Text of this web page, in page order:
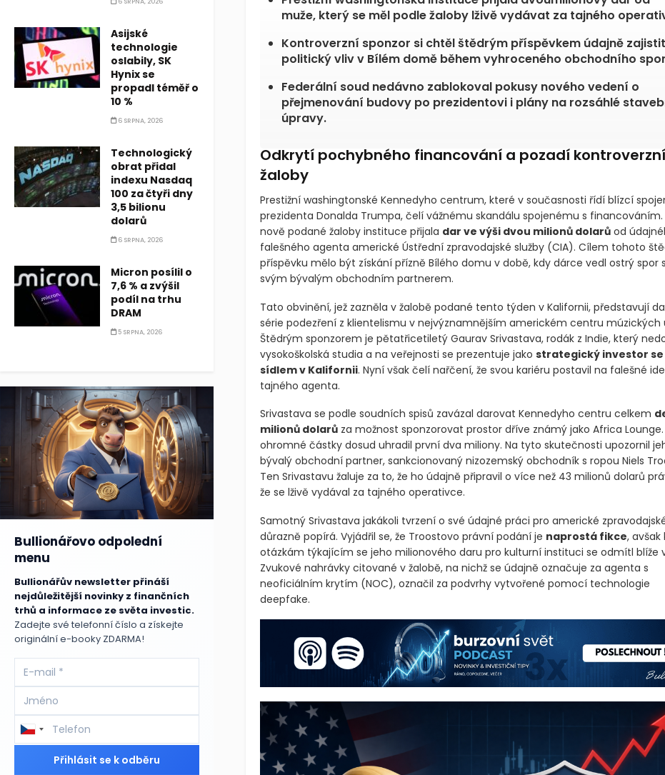
muže, který se měl podle žaloby lživě vydávat za tajného
Kontroverzní sponzor si chtěl štědrým příspěvkem údajně zajistit
politický vliv v Bílém domě během vyhroceného obchodního
Federální soud nedávno zablokoval pokusy nového vedení o
přejmenování budovy po prezidentovi i plány na rozsáhlé
úpravy.
Odkrytí pochybného financování a pozadí kontroverzní
žaloby
Prestižní washingtonské Kennedyho centrum, které v současnosti řídí blízcí
prezidenta Donalda Trumpa, čelí vážnému skandálu spojenému s financováním.
nově podané žaloby instituce přijala dar ve výši dvou milionů dolarůod
falešného agenta americké Ústřední zpravodajské služby (CIA). Cílem tohoto
příspěvku mělo být získání přízně Bílého domu v době, kdy dárce vedl ostrý spor
svým bývalým obchodním partnerem.
Tato obvinění, jež zazněla v žalobě podané tento týden v Kalifornii, představují
série podezření z klientelismu v nejvýznamnějším americkém centru múzických
Štědrým sponzorem je pětatřicetiletý Gaurav Srivastava, rodák z Indie, který
vysokoškolská studia a na veřejnosti se prezentuje jako strategický investor se
sídlem v Kalifornii. Nyní však čelí nařčení, že svou kariéru postavil na falešné
tajného agenta.
Srivastava se podle soudních spisů zavázal darovat Kennedyho centru celkem
milionů dolarůza možnost sponzorovat prostor dříve známý jako Africa
ohromné částky dosud uhradil první dva miliony. Na tyto skutečnosti upozornil
bývalý obchodní partner, sankcionovaný nizozemský obchodník s ropou Niels
Ten Srivastavu žaluje za to, že ho údajně připravil o více než 43 milionů dolarů
že se lživě vydával za tajného operativce.
Samotný Srivastava jakákoli tvrzení o své údajné práci pro americké
důrazně popírá. Vyjádřil se, že Troostovo právní podání je naprostá fikce, avšak
otázkám týkajícím se jeho milionového daru pro kulturní instituci se odmítl blíže
Zvukové nahrávky citované v žalobě, na nichž se údajně označuje za agenta s
neoficiálním krytím (NOC), označil za podvrhy vytvořené pomocí technologie
deepfake.
Asijské
technologie
oslabily, SK
Hynix se
propadl téměř o
10 %
6 SRPNA, 2026
Technologický
obrat přidal
indexu Nasdaq
100 za čtyři dny
3,5 bilionu
dolarů
6 SRPNA, 2026
Micron posílil o
7,6 % a zvýšil
podíl na trhu
DRAM
5 SRPNA, 2026
Bullionářovo odpolední
menu
Bullionářův newsletter přináší
nejdůležitější novinky z finančních
trhů a informace ze světa investic.
Zadejte své telefonní číslo a získejte
originální e-booky ZDARMA!
Přihlásit se k odběru